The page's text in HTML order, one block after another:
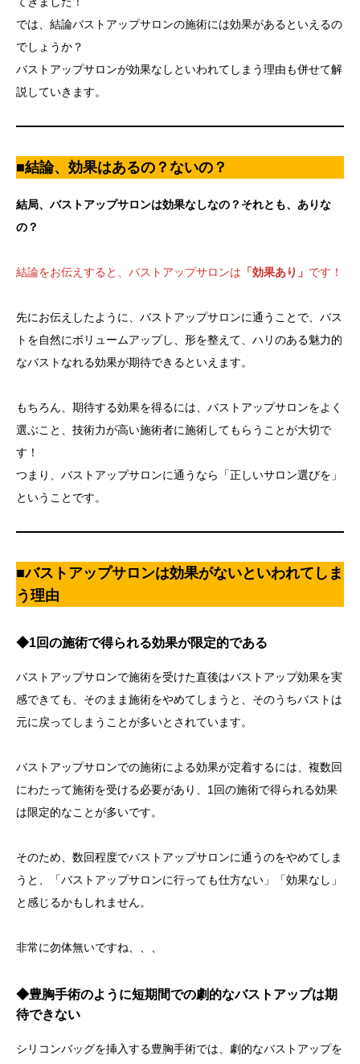
では、結論バストアップサロンの施術には効果があるといえるの
でしょうか？
バストアップサロンが効果なしといわれてしまう理由も併せて解
説していきます。
■結論、効果はあるの？ないの？
結局、バストアップサロンは効果なしなの？それとも、ありな
の？
結論をお伝えすると、バストアップサロンは 「効果あり」 です！
先にお伝えしたように、バストアップサロンに通うことで、バス
トを自然にボリュームアップし、形を整えて、ハリのある魅力的
なバストなれる効果が期待できるといえます。
もちろん、期待する効果を得るには、バストアップサロンをよく
選ぶこと、技術力が高い施術者に施術してもらうことが大切で
す！
つまり、バストアップサロンに通うなら「正しいサロン選びを」
ということです。
■バストアップサロンは効果がないといわれてしま
う理由
◆1回の施術で得られる効果が限定的である
バストアップサロンで施術を受けた直後はバストアップ効果を実
感できても、そのまま施術をやめてしまうと、そのうちバストは
元に戻ってしまうことが多いとされています。
バストアップサロンでの施術による効果が定着するには、複数回
にわたって施術を受ける必要があり、1回の施術で得られる効果
は限定的なことが多いです。
そのため、数回程度でバストアップサロンに通うのをやめてしま
うと、「バストアップサロンに行っても仕方ない」「効果なし」
と感じるかもしれません。
非常に勿体無いですね、、、
◆豊胸手術のように短期間での劇的なバストアップは期
待できない
シリコンバッグを挿入する豊胸手術では、劇的なバストアップを